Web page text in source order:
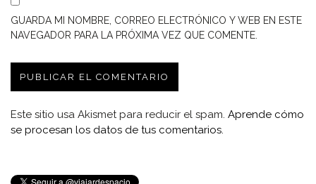
GUARDA MI NOMBRE, CORREO ELECTRÓNICO Y WEB EN ESTE
NAVEGADOR PARA LA PRÓXIMA VEZ QUE COMENTE.
Este sitio usa Akismet para reducir el spam. Aprende cómo
se procesan los datos de tus comentarios.